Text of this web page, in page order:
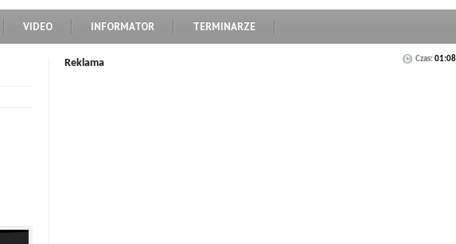
VIDEO INFORMATOR TERMINARZE
Czas:01:08
Reklama